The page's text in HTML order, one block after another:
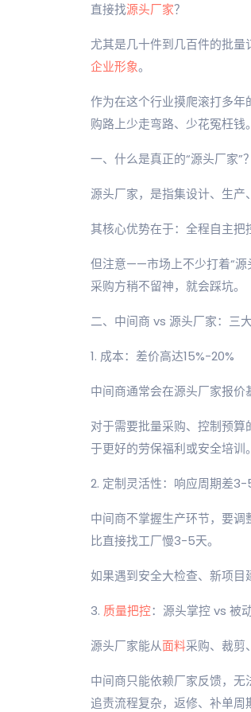
直接找源头厂家？
尤其是几十件到几百件的批
企业形象。
作为在这个行业摸爬滚打多年
购路上少走弯路、少花冤枉钱。
一、什么是真正的“源头厂家”？
源头厂家，是指集设计、生产
其核心优势在于：全程自主把
但注意——市场上不少打着“源
采购方稍不留神，就会踩坑。
二、中间商 vs 源头厂家：三
1. 成本：差价高达15%-20%
中间商通常会在源头厂家报价
对于需要批量采购、控制预
于更好的劳保福利或安全培训。
2. 定制灵活性：响应周期差3-
中间商不掌握生产环节，要
比直接找工厂慢3-5天。
如果遇到安全大检查、新项目
3. 质量把控：源头掌控 vs 被
源头厂家能从面料采购、裁剪
中间商只能依赖厂家反馈，无
追责流程复杂，返修、补单周